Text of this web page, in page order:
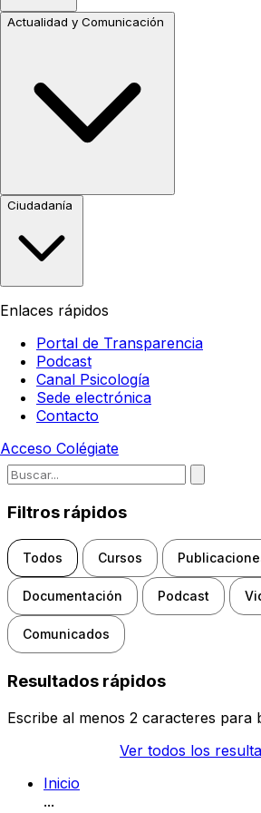
Actualidad y Comunicación
Ciudadanía
Enlaces rápidos
Portal de Transparencia
Podcast
Canal Psicología
Sede electrónica
Contacto
Acceso Colégiate
Escribe
Filtros rápidos
Todos Cursos
Documentación Podcast
Comunicados
Resultados rápidos
Escribe al menos 2 caracteres para
Ver todos los
Inicio
...